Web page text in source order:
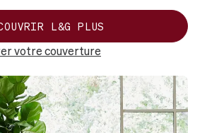
L&G PLUS
votre couverture